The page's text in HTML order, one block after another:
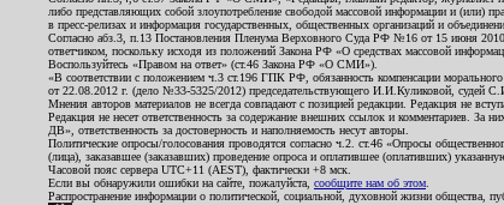
либо представляющих собой злоупотребление свободой массовой информации и (или)
в пресс-релизах и информация государственных, общественных организаций и
Согласно абз.3, п.13 Постановления Пленума Верховного Суда РФ №16 от 15 июня
ответчиком, поскольку исходя из положений Закона РФ «О средствах массовой
Воспользуйтесь «Правом на ответ» (ст.46 Закона РФ «О СМИ»).
«В соответствии с положением ч.3 ст.196 ГПК РФ, обязанность компенсации
от 22.08.2012 г. (дело №33-5325/2012) председательствующего И.И.Куликовой, судей
Мнения авторов материалов не всегда совпадают с позицией редакции. Редакция не
Редакция не несет ответственность за содержание внешних ссылок и комментариев.
ДВ», ответственность за достоверность и наполняемость несут авторы.
Политические опросы/голосования проводятся согласно ч.2. ст.46 «Опросы
(лица), заказавшее (заказавших) проведение опроса и оплатившее (оплативших)
Часовой пояс сервера UTC+11 (AEST), фактически +8 мск.
Если вы обнаружили ошибки на сайте, пожалуйста, сообщите нам об этом
Распространение информации о политической, социальной, духовной жизни